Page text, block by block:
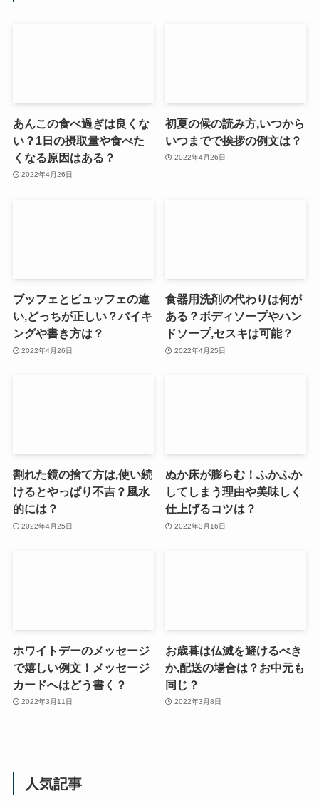
あんこの食べ過ぎは良くな
い？1日の摂取量や食べた
くなる原因はある？
2022年4月26日
初夏の候の読み方,いつから
いつまでで挨拶の例文は？
2022年4月26日
ブッフェとビュッフェの違
い,どっちが正しい？バイキ
ングや書き方は？
2022年4月26日
食器用洗剤の代わりは何が
ある？ボディソープやハン
ドソープ,セスキは可能？
2022年4月25日
割れた鏡の捨て方は,使い続
けるとやっぱり不吉？風水
的には？
2022年4月25日
ぬか床が膨らむ！ふかふか
してしまう理由や美味しく
仕上げるコツは？
2022年3月16日
ホワイトデーのメッセージ
で嬉しい例文！メッセージ
カードへはどう書く？
2022年3月11日
お歳暮は仏滅を避けるべき
か,配送の場合は？お中元も
同じ？
2022年3月8日
人気記事